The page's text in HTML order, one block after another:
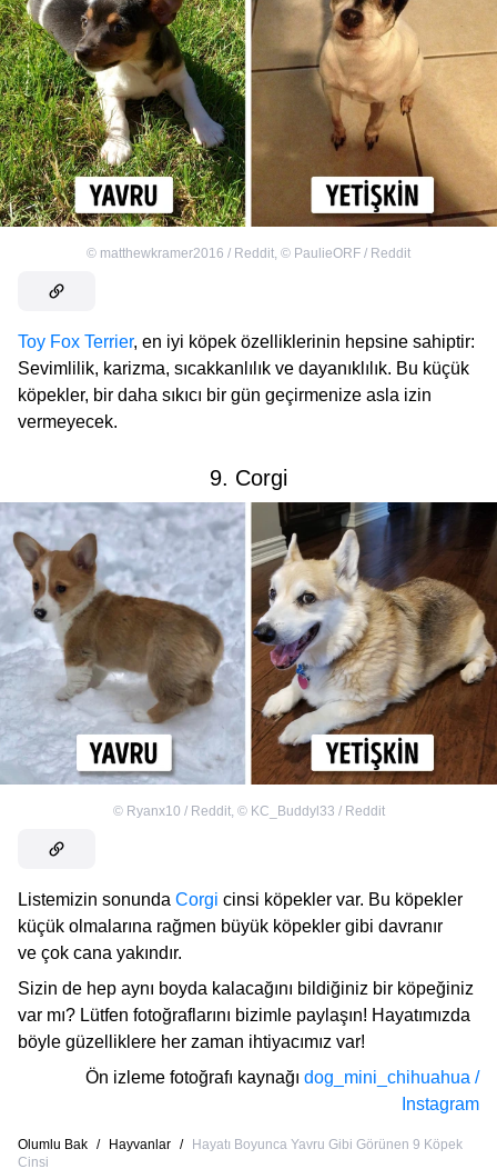
© matthewkramer2016 / Reddit, © PaulieORF / Reddit
Toy Fox Terrier, en iyi köpek özelliklerinin hepsine sahiptir:
Sevimlilik, karizma, sıcakkanlılık ve dayanıklılık. Bu küçük
köpekler, bir daha sıkıcı bir gün geçirmenize asla izin
vermeyecek.
9. Corgi
© Ryanx10 / Reddit, © KC_Buddyl33 / Reddit
Listemizin sonunda Corgi cinsi köpekler var. Bu köpekler
küçük olmalarına rağmen büyük köpekler gibi davranır
ve çok cana yakındır.
Sizin de hep aynı boyda kalacağını bildiğiniz bir köpeğiniz
var mı? Lütfen fotoğraflarını bizimle paylaşın! Hayatımızda
böyle güzelliklere her zaman ihtiyacımız var!
Ön izleme fotoğrafı kaynağı dog_mini_chihuahua /
Instagram
Olumlu Bak / Hayvanlar /
Hayatı Boyunca Yavru Gibi Görünen 9 Köpek
Cinsi